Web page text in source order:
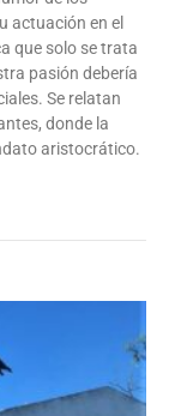
actuación en el
que solo se trata
pasión debería
Se relatan
donde la
aristocrático.